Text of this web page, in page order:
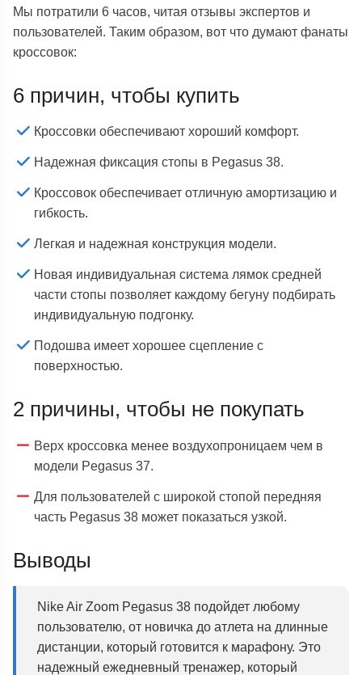
Мы потратили 6 часов, читая отзывы экспертов и
пользователей. Таким образом, вот что думают фанаты
кроссовок:
6 причин, чтобы купить
Кроссовки обеспечивают хороший комфорт.
Надежная фиксация стопы в Pegasus 38.
Кроссовок обеспечивает отличную амортизацию и
гибкость.
Легкая и надежная конструкция модели.
Новая индивидуальная система лямок средней
части стопы позволяет каждому бегуну подбирать
индивидуальную подгонку.
Подошва имеет хорошее сцепление с
поверхностью.
2 причины, чтобы не покупать
Верх кроссовка менее воздухопроницаем чем в
модели Pegasus 37.
Для пользователей с широкой стопой передняя
часть Pegasus 38 может показаться узкой.
Выводы
Nike Air Zoom Pegasus 38 подойдет любому
пользователю, от новичка до атлета на длинные
дистанции, который готовится к марафону. Это
надежный ежедневный тренажер, который